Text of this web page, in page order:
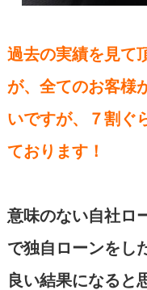
過去の実績を見て
が、全てのお客様
いですが、７割ぐ
ております！
意味のない自社ロ
で独自ローンをし
良い結果になると